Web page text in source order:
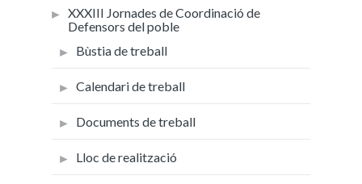
XXXIII Jornades de Coordinació de
Defensors del poble
Bùstia de treball
Calendari de treball
Documents de treball
Lloc de realització